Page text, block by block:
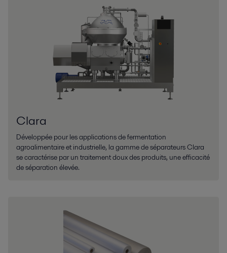
Clara
Développée pour les applications de fermentation
agroalimentaire et industrielle, la gamme de séparateurs Clara
se caractérise par un traitement doux des produits, une efficacité
de séparation élevée.